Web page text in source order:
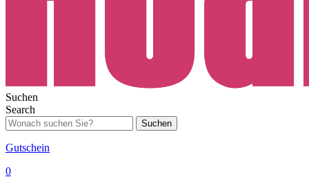
Suchen
Search
Suchen
Gutschein
0